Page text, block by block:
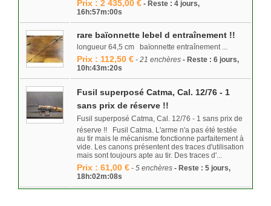
Prix : 2 435,00 € - Reste : 4 jours,
16h:57m:00s
rare baïonnette lebel d entraînement !!
longueur 64,5 cm baïonnette entraînement ...
Prix : 112,50 € - 21 enchères - Reste : 6 jours,
10h:43m:20s
Fusil superposé Catma, Cal. 12/76 - 1
sans prix de réserve !!
Fusil superposé Catma, Cal. 12/76 - 1 sans prix de
réserve !! Fusil Catma. L'arme n'a pas été testée
au tir mais le mécanisme fonctionne parfaitement à
vide. Les canons présentent des traces d'utilisation
mais sont toujours apte au tir. Des traces d'...
Prix : 61,00 € - 5 enchères - Reste : 5 jours,
18h:02m:08s